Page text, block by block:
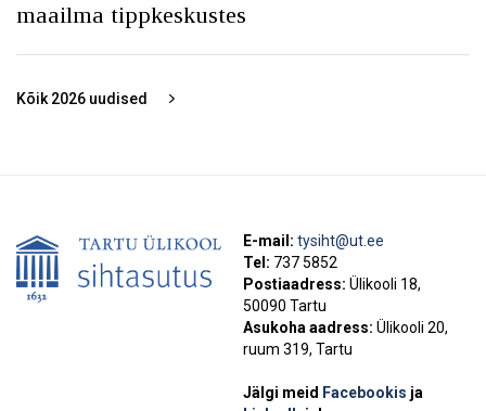
maailma tippkeskustes
Kõik 2026 uudised
E-mail: tysiht@ut.ee
Tel: 737 5852
Postiaadress: Ülikooli 18,
50090 Tartu
Asukoha aadress: Ülikooli 20,
ruum 319, Tartu
Jälgi meid Facebookis ja